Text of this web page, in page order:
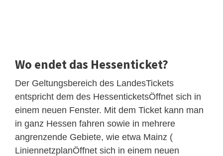
Wo endet das Hessenticket?
Der Geltungsbereich des LandesTickets
entspricht dem des HessenticketsÖffnet sich in
einem neuen Fenster. Mit dem Ticket kann man
in ganz Hessen fahren sowie in mehrere
angrenzende Gebiete, wie etwa Mainz (
LiniennetzplanÖffnet sich in einem neuen